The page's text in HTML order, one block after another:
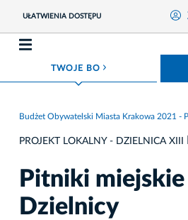
UŁATWIENIA DOSTĘPU
TWOJE BO ROZWIŃ MENU
Budżet Obywatelski Miasta Krakowa 2021 -
PROJEKT LOKALNY - DZIELNICA XIII
Pitniki miejskie
Dzielnicy